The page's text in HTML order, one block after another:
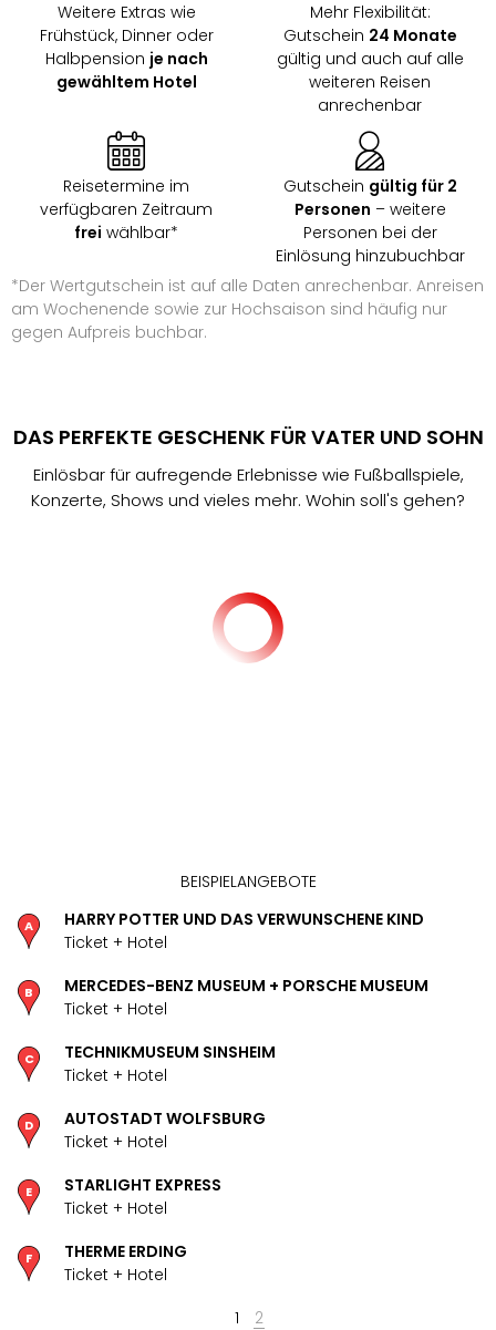
Weitere Extras wie
Frühstück, Dinner oder
Halbpension je nach
gewähltem Hotel
Mehr Flexibilität:
Gutschein 24 Monate
gültig und auch auf alle
weiteren Reisen
anrechenbar
Reisetermine im
verfügbaren Zeitraum
frei wählbar*
Gutschein gültig für 2
Personen – weitere
Personen bei der
Einlösung hinzubuchbar
*Der Wertgutschein ist auf alle Daten anrechenbar. Anreisen
am Wochenende sowie zur Hochsaison sind häufig nur
gegen Aufpreis buchbar.
DAS PERFEKTE GESCHENK FÜR VATER UND SOHN
Einlösbar für aufregende Erlebnisse wie Fußballspiele,
Konzerte, Shows und vieles mehr. Wohin soll's gehen?
BEISPIELANGEBOTE
HARRY POTTER UND DAS VERWUNSCHENE KIND
Ticket + Hotel
MERCEDES-BENZ MUSEUM + PORSCHE MUSEUM
Ticket + Hotel
TECHNIKMUSEUM SINSHEIM
Ticket + Hotel
AUTOSTADT WOLFSBURG
Ticket + Hotel
STARLIGHT EXPRESS
Ticket + Hotel
THERME ERDING
Ticket + Hotel
1
2